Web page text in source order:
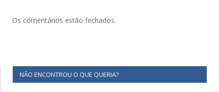
Os comentários estão fechados.
NÃO ENCONTROU O QUE QUERIA?